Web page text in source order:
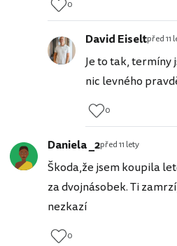
0
David Eiseltpřed 11
Je to tak, termíny
nic levného
0
Daniela _2před 11 lety
Škoda,že jsem koupila
za dvojnásobek. Ti
nezkazí
0